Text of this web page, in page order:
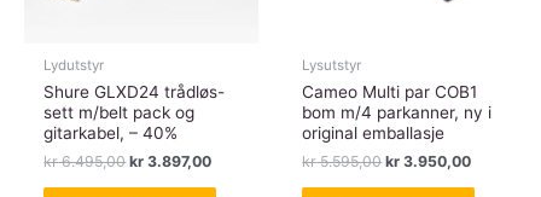
Lydutstyr
Shure GLXD24 trådløs-
sett m/belt pack og
gitarkabel, – 40%
kr6.495,00Opprinnelig
kr 3.897,00Nåværende
Lysutstyr
Cameo Multi par COB1
bom m/4 parkanner, ny i
original emballasje
kr5.595,00Opprinnelig
kr 3.950,00